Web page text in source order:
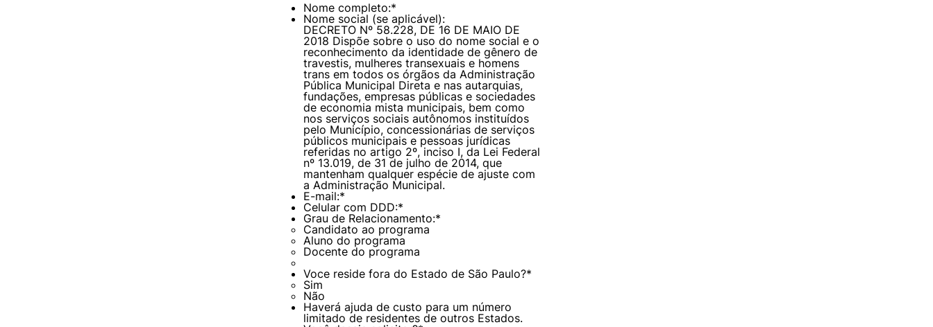
Nome completo:*
Nome social (se aplicável):
DECRETO Nº 58.228, DE 16 DE MAIO DE
2018 Dispõe sobre o uso do nome social e o
reconhecimento da identidade de gênero de
travestis, mulheres transexuais e homens
trans em todos os órgãos da Administração
Pública Municipal Direta e nas autarquias,
fundações, empresas públicas e sociedades
de economia mista municipais, bem como
nos serviços sociais autônomos instituídos
pelo Município, concessionárias de serviços
públicos municipais e pessoas jurídicas
referidas no artigo 2º, inciso I, da Lei Federal
nº 13.019, de 31 de julho de 2014, que
mantenham qualquer espécie de ajuste com
a Administração Municipal.
E-mail:*
Celular com DDD:*
Grau de Relacionamento:*
Candidato ao programa
Aluno do programa
Docente do programa
Voce reside fora do Estado de São Paulo?*
Sim
Não
Haverá ajuda de custo para um número
limitado de residentes de outros Estados.